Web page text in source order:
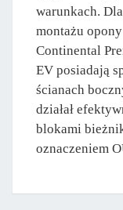
warunkach.
montażu
Continental
EV posiadają
ścianach
działał
blokami
oznaczeniem